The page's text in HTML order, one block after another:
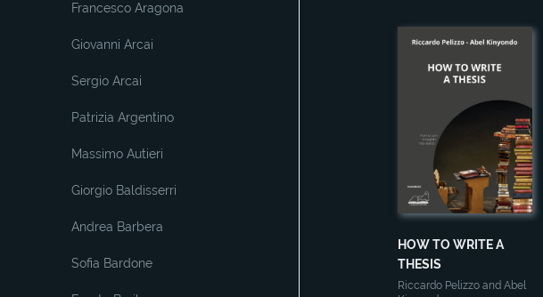
Francesco Aragona
Giovanni Arcai
Sergio Arcai
Patrizia Argentino
Massimo Autieri
Giorgio Baldisserri
Andrea Barbera
Sofia Bardone
HOW TO WRITE A
THESIS
Riccardo Pelizzo and Abel